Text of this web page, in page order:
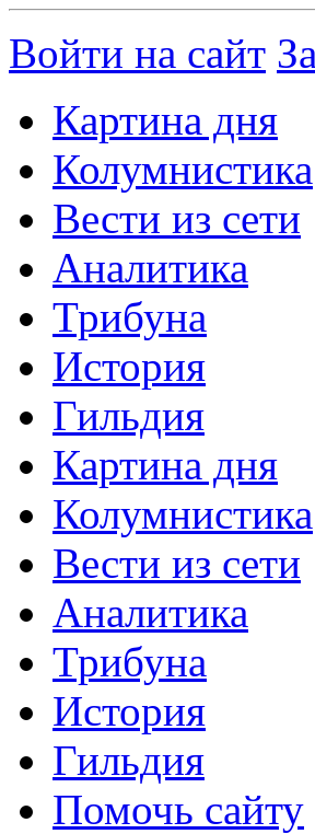
Войти на сайт
Картина дня
Колумнистика
Вести из сети
Аналитика
Трибуна
История
Гильдия
Картина дня
Колумнистика
Вести из сети
Аналитика
Трибуна
История
Гильдия
Помочь сайту